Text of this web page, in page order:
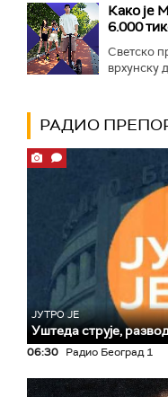
Како је
6.000
Светско
врхунску
РАДИО
ЈУТРО ЈЕ
Уштеда струје,
06:30 Радио Београд 1